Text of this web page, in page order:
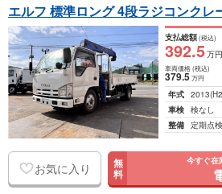
エルフ 標準ロング 4段ラジコンクレ
支払総額(税込)
392.5万円
車両価格(税込)
379.5万円
年式 2013
車検 検なし
整備 定期点
お気に入り 無
料
今すぐ在